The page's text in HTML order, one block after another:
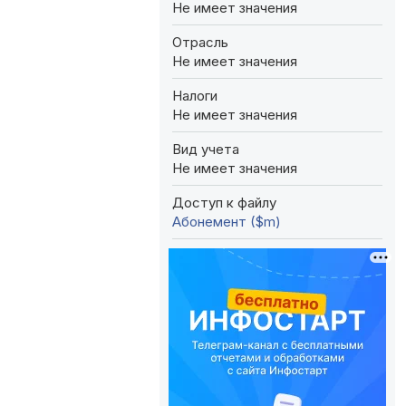
Не имеет значения
Отрасль
Не имеет значения
Налоги
Не имеет значения
Вид учета
Не имеет значения
Доступ к файлу
Абонемент ($m)